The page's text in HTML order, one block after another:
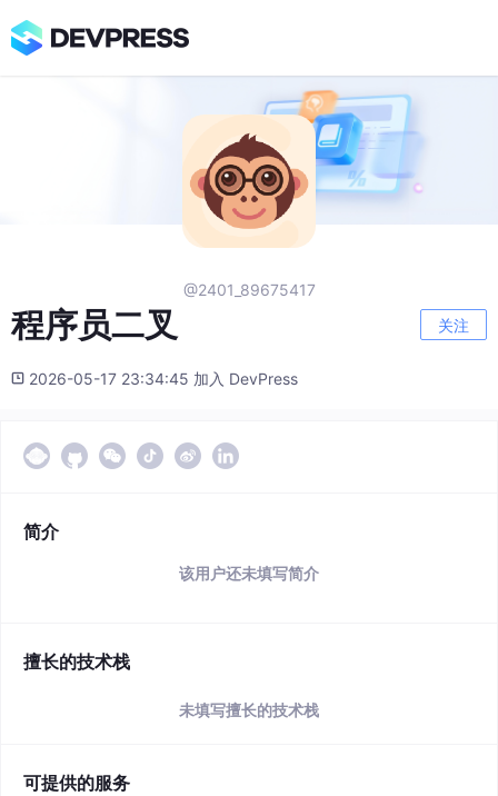
@2401_89675417
程序员二叉 关注
2026-05-17 23:34:45 加入 DevPress
简介
该用户还未填写简介
擅长的技术栈
未填写擅长的技术栈
可提供的服务